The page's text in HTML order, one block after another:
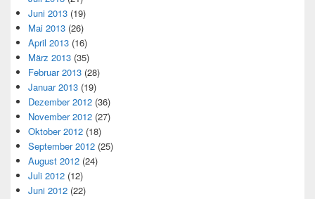
Juni 2013 (19)
Mai 2013 (26)
April 2013 (16)
März 2013 (35)
Februar 2013 (28)
Januar 2013 (19)
Dezember 2012 (36)
November 2012 (27)
Oktober 2012 (18)
September 2012 (25)
August 2012 (24)
Juli 2012 (12)
Juni 2012 (22)